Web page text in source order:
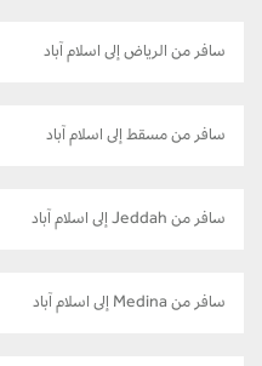
سافر من الرياض إلى اسلام آباد
سافر من مسقط إلى اسلام آباد
سافر من Jeddah إلى اسلام آباد
سافر من Medina إلى اسلام آباد